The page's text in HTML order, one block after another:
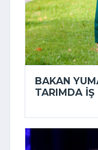
BAKAN
TARIMDA IŞ